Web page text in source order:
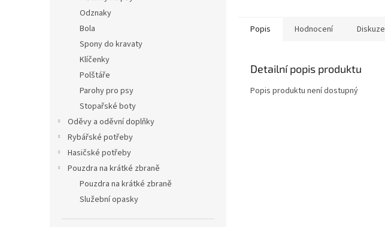
Odznaky
Bola
Spony do kravaty
Klíčenky
Polštáře
Parohy pro psy
Stopařské boty
Oděvy a oděvní doplňky
Rybářské potřeby
Hasičské potřeby
Pouzdra na krátké zbraně
Pouzdra na krátké zbraně
Služební opasky
Popis Hodnocení Diskuze
Detailní popis produktu
Popis produktu není dostupný